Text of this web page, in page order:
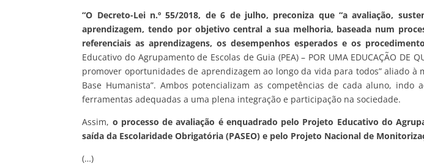
“O Decreto-Lei n.º 55/2018, de 6 de julho, preconiza que “a avaliação,
aprendizagem, tendo por objetivo central a sua melhoria, baseada num
referenciais as aprendizagens, os desempenhos esperados e os
Educativo do Agrupamento de Escolas de Guia (PEA) – POR UMA EDUCAÇÃO
promover oportunidades de aprendizagem ao longo da vida para todos” aliado à
Base Humanista”. Ambos potencializam as competências de cada aluno,
ferramentas adequadas a uma plena integração e participação na sociedade.
Assim, o processo de avaliação é enquadrado pelo Projeto Educativo do
saída da Escolaridade Obrigatória (PASEO) e pelo Projeto Nacional de
(…)